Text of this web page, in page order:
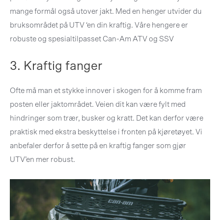
mange formål også utover jakt. Med en henger utvider du
bruksområdet på UTV ‘en din kraftig. Våre hengere er
robuste og spesialtilpasset Can-Am ATV og SSV
3. Kraftig fanger
Ofte må man et stykke innover i skogen for å komme fram
posten eller jaktområdet. Veien dit kan være fylt med
hindringer som trær, busker og kratt. Det kan derfor være
praktisk med ekstra beskyttelse i fronten på kjøretøyet. Vi
anbefaler derfor å sette på en kraftig fanger som gjør
UTV’en mer robust.